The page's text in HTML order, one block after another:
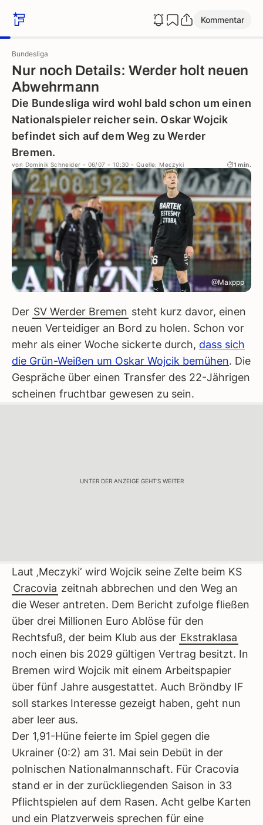
Kommentar
Bundesliga
Nur noch Details: Werder holt neuen
Abwehrmann
Die Bundesliga wird wohl bald schon um einen
Nationalspieler reicher sein. Oskar Wojcik
befindet sich auf dem Weg zu Werder
Bremen.
von Dominik Schneider - 06/07 - 10:30 - Quelle: Meczyki 1 min.
@Maxppp
Der SV Werder Bremen steht kurz davor, einen
neuen Verteidiger an Bord zu holen. Schon vor
mehr als einer Woche sickerte durch, dass sich
die Grün-Weißen um Oskar Wojcik bemühen. Die
Gespräche über einen Transfer des 22-Jährigen
scheinen fruchtbar gewesen zu sein.
UNTER DER ANZEIGE GEHT'S WEITER
Laut ‚Meczyki‘ wird Wojcik seine Zelte beim KS
Cracovia zeitnah abbrechen und den Weg an
die Weser antreten. Dem Bericht zufolge fließen
über drei Millionen Euro Ablöse für den
Rechtsfuß, der beim Klub aus der Ekstraklasa
noch einen bis 2029 gültigen Vertrag besitzt. In
Bremen wird Wojcik mit einem Arbeitspapier
über fünf Jahre ausgestattet. Auch Bröndby IF
soll starkes Interesse gezeigt haben, geht nun
aber leer aus.
Der 1,91-Hüne feierte im Spiel gegen die
Ukrainer (0:2) am 31. Mai sein Debüt in der
polnischen Nationalmannschaft. Für Cracovia
stand er in der zurückliegenden Saison in 33
Pflichtspielen auf dem Rasen. Acht gelbe Karten
und ein Platzverweis sprechen für eine